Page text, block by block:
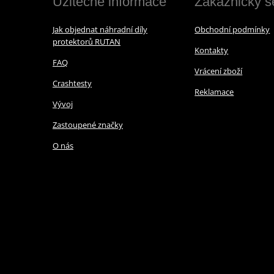
Jak objednat náhradní díly
protektorů RUTAN
FAQ
Crashtesty
Vývoj
Zastoupené značky
O nás
Obchodní podmínky
Kontakty
Vrácení zboží
Reklamace